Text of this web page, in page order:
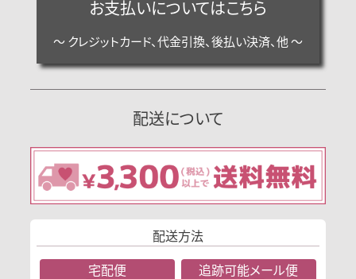
お支払いについてはこちら
～ クレジットカード、代金引換、後払い決済、他 ～
配送について
配送方法
宅配便
追跡可能メール便